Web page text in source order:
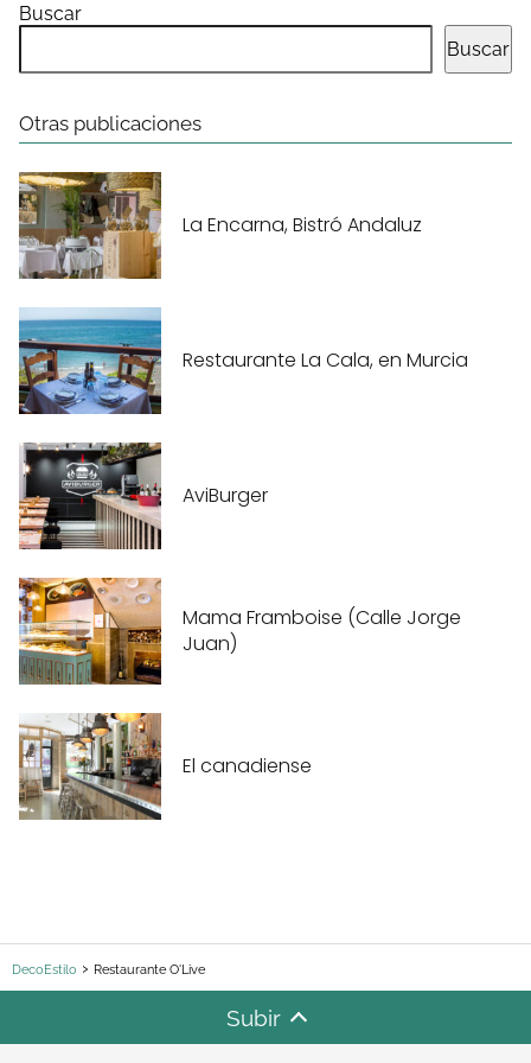
Buscar
Buscar
Otras publicaciones
La Encarna, Bistró Andaluz
Restaurante La Cala, en Murcia
AviBurger
Mama Framboise (Calle Jorge
Juan)
El canadiense
DecoEstilo Restaurante O'Live
Subir